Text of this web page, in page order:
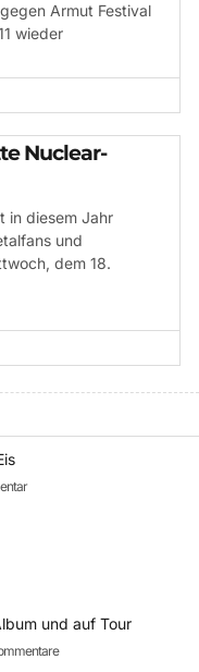
Armut Festival
wieder
Nuclear-
in diesem Jahr
und
dem 18.
und auf Tour